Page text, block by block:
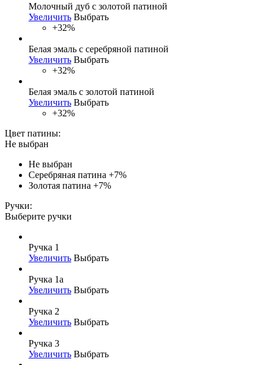
Молочный дуб с золотой патиной
Увеличить Выбрать
+32%
Белая эмаль с серебряной патиной
Увеличить Выбрать
+32%
Белая эмаль с золотой патиной
Увеличить Выбрать
+32%
Цвет патины:
Не выбран
Не выбран
Серебряная патина +7%
Золотая патина +7%
Ручки:
Выберите ручки
Ручка 1
Увеличить Выбрать
Ручка 1а
Увеличить Выбрать
Ручка 2
Увеличить Выбрать
Ручка 3
Увеличить Выбрать